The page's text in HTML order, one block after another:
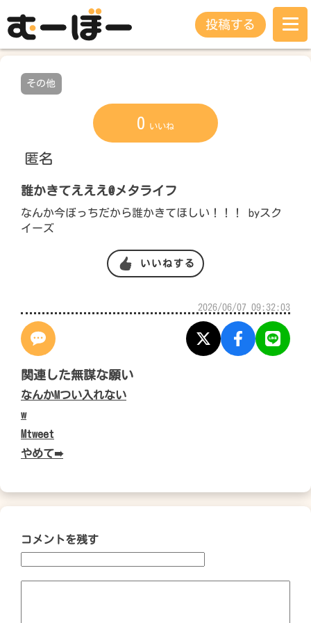
投稿する
その他
0 いいね
匿名
誰かきてえええ@メタライフ
なんか今ぼっちだから誰かきてほしい！！！ byスク
イーズ
いいねする
2026/06/07 09:32:03
関連した無謀な願い
なんかMつい入れない
w
Mtweet
やめて➠
コメントを残す